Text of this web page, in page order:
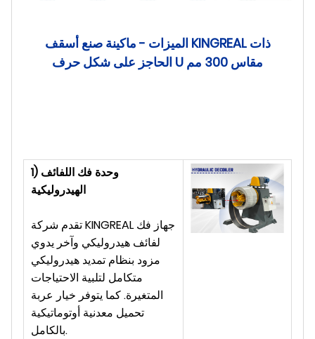
الميزات - ماكينة صنع أسقف KINGREAL ذات
الحاجز على شكل حرف U مقاس 300 مم
1) وحدة فك اللفائف
الهيدروليكية
تقدم شركة KINGREAL جهاز فك
لفائف هيدروليكي وآخر يدوي
مزود بنظام تمديد هيدروليكي
متكامل لتلبية الاحتياجات
المتغيرة. كما يتوفر خيار عربة
تحميل معدنية أوتوماتيكية
بالكامل.